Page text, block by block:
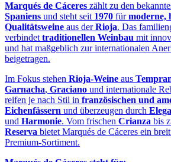
Marqués de Cáceres zählt zu den
Spaniens und steht seit 1970 fürmoderne,
Qualitätsweine aus derRioja. Das
verbindet traditionellen Weinbau mit
und hat maßgeblich zur internationalen
beigetragen.
Im Fokus stehen Rioja‑Weine aus
Garnacha, Graciano und internationale
reifen je nach Stil in französischen und
Eichenfässern und überzeugen durch
und Harmonie. Vom frischen Crianza bis
Reserva bietet Marqués de Cáceres ein
Premium‑Sortiment.